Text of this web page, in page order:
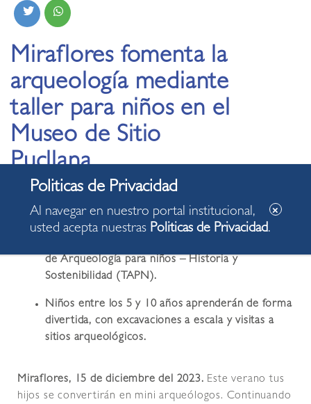
Miraflores fomenta la
arqueología mediante
taller para niños en el
Museo de Sitio
Pucllana
de Arqueología para niños – Historia y
Sostenibilidad (TAPN).
Niños entre los 5 y 10 años aprenderán de forma
divertida, con excavaciones a escala y visitas a
sitios arqueológicos.
Miraflores, 15 de diciembre del 2023. Este verano tus
hijos se convertirán en mini arqueólogos. Continuando
Al navegar en nuestro portal institucional,
usted acepta nuestras Politicas de Privacidad.